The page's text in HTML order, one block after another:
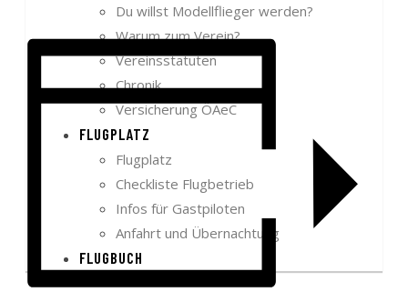
Du willst Modellflieger werden?
Warum zum Verein?
Vereinsstatuten
Chronik
Versicherung ÖAeC
FLUGPLATZ
Flugplatz
Checkliste Flugbetrieb
Infos für Gastpiloten
Anfahrt und Übernachtung
FLUGBUCH